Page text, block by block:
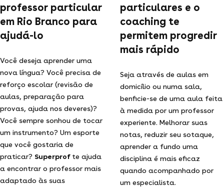
professor particular
em Rio Branco para
ajudá-lo
Você deseja aprender uma
nova língua? Você precisa de
reforço escolar (revisão de
aulas, preparação para
provas, ajuda nos deveres)?
Você sempre sonhou de tocar
um instrumento? Um esporte
que você gostaria de
praticar? Superprof te ajuda
a encontrar o professor mais
adaptado às suas
particulares e o
coaching te
permitem progredir
mais rápido
Seja através de aulas em
domicílio ou numa sala,
benficie-se de uma aula feita
à medida por um professor
experiente. Melhorar suas
notas, reduzir seu sotaque,
aprender a fundo uma
disciplina é mais eficaz
quando acompanhado por
um especialista.